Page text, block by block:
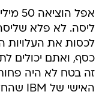
אפל
לכסות את העלויות
כסף, ואתם יכולים
זה בטח לא היה
האישי של IBM שהחל לשלוט בשוק באותה תקופה.